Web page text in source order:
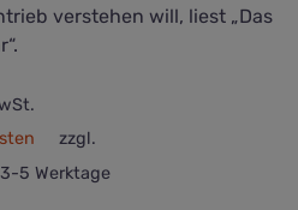
verstehen will, liest „Das
zzgl.
3-5 Werktage